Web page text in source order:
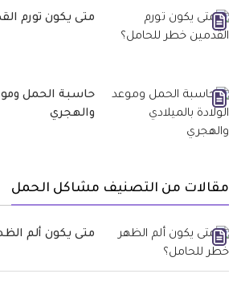
متى يكون تورم
حاسبة الحمل
والهجري
مقالات من التصنيف مشاكل الحمل
متى يكون ألم